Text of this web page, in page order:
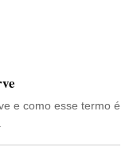
e como esse termo é